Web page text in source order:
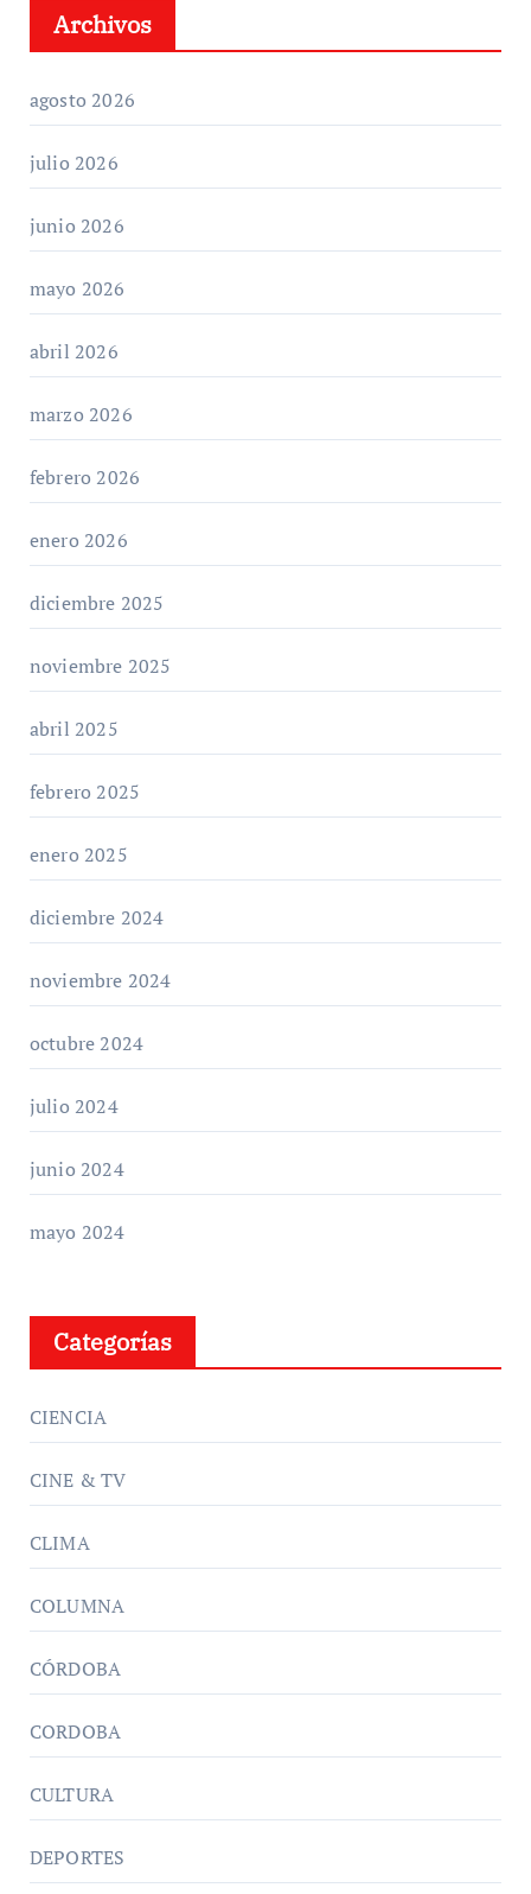
Archivos
agosto 2026
julio 2026
junio 2026
mayo 2026
abril 2026
marzo 2026
febrero 2026
enero 2026
diciembre 2025
noviembre 2025
abril 2025
febrero 2025
enero 2025
diciembre 2024
noviembre 2024
octubre 2024
julio 2024
junio 2024
mayo 2024
Categorías
CIENCIA
CINE & TV
CLIMA
COLUMNA
CÓRDOBA
CORDOBA
CULTURA
DEPORTES